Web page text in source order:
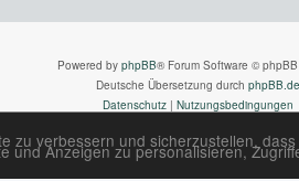
verbessern und sicherzustellen,
Anzeigen zu personalisieren,
Powered by phpBB® Forum Software ©
Deutsche Übersetzung durch phpBB.de
Datenschutz| Nutzungsbedingungen